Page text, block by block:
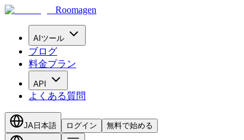
Roomagen
AIツール
ブログ
料金プラン
API
よくある質問
JA 日本語 ログイン 無料で始める